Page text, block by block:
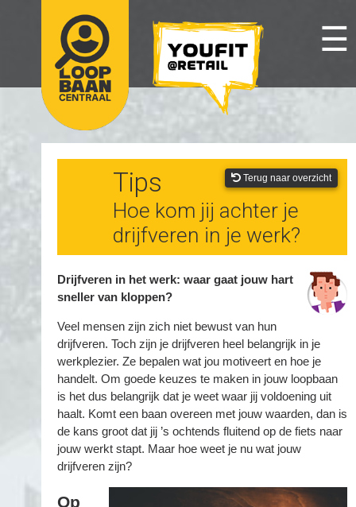
☰
Tips
Hoe kom jij achter je
drijfveren in je werk?
Terug naar overzicht
Drijfveren in het werk: waar gaat jouw hart
sneller van kloppen?
Veel mensen zijn zich niet bewust van hun
drijfveren. Toch zijn je drijfveren heel belangrijk in je
werkplezier. Ze bepalen wat jou motiveert en hoe je
handelt. Om goede keuzes te maken in jouw loopbaan
is het dus belangrijk dat je weet waar jij voldoening uit
haalt. Komt een baan overeen met jouw waarden, dan is
de kans groot dat jij ’s ochtends fluitend op de fiets naar
jouw werkt stapt. Maar hoe weet je nu wat jouw
drijfveren zijn?
Op